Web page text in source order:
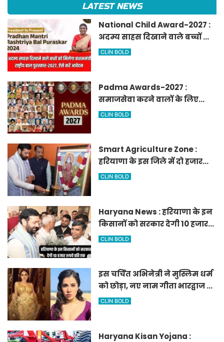
LATEST NEWS
National Child Award-2027 :
अदम्य साहस दिखाने वाले बच्चों को
मिलेगा प्रधानमंत्री राष्ट्रीय बाल
CLIN BOLD
Padma Awards-2027 :
समाजसेवा करने वालों के लिए
सुनेहरा मौका, गृह मंत्रालय ने
CLIN BOLD
Smart Agriculture Zone :
हरियाणा के इस जिले में दो हजार
एकड़ में बनेगा स्मार्ट एग्रीकल्चर
CLIN BOLD
Haryana News : हरियाणा के इन
किसानों को सरकार देगी 10 हजार
रुपये प्रति एकड़, सीएम सैनी की
CLIN BOLD
इस चर्चित अभिनेत्री ने मुस्लिम धर्म
को छोड़ा, नए नाम गीता भारद्वाज से
हो रही वायरल
CLIN BOLD
Haryana Kisan Yojana :